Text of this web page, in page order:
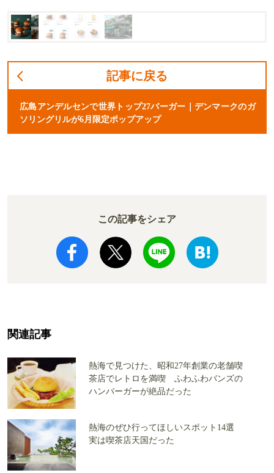
記事に戻る
広島アンデルセンで世界トップ27バーガー｜デンマークのガ
ソリングリルが6月限定ポップアップ
この記事をシェア
関連記事
熱海で見つけた、昭和27年創業の老舗喫
茶店でレトロを満喫 ふわふわバンズの
ハンバーガーが絶品だった
熱海のぜひ行ってほしいスポット14選
実は喫茶店天国だった